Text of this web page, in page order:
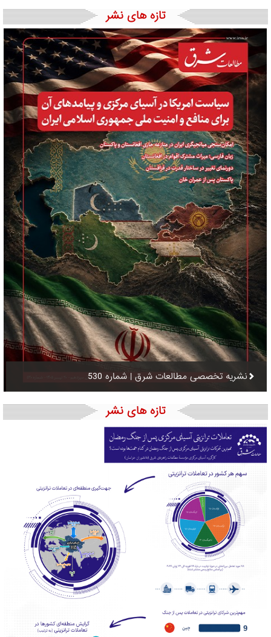
تازه های نشر
نشریه تخصصی مطالعات شرق | شماره 530
تازه های نشر